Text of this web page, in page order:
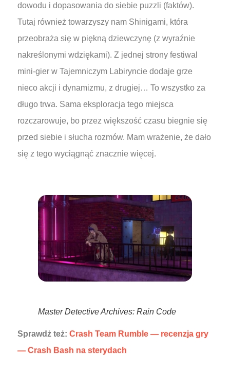
dowodu i dopasowania do siebie puzzli (faktów).
Tutaj również towarzyszy nam Shinigami, która
przeobraża się w piękną dziewczynę (z wyraźnie
nakreślonymi wdziękami). Z jednej strony festiwal
mini-gier w Tajemniczym Labiryncie dodaje grze
nieco akcji i dynamizmu, z drugiej… To wszystko za
długo trwa. Sama eksploracja tego miejsca
rozczarowuje, bo przez większość czasu biegnie się
przed siebie i słucha rozmów. Mam wrażenie, że dało
się z tego wyciągnąć znacznie więcej.
Master Detective Archives: Rain Code
Sprawdż też: Crash Team Rumble — recenzja gry
— Crash Bash na sterydach